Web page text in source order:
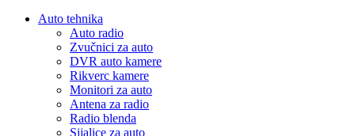
Auto tehnika
Auto radio
Zvučnici za auto
DVR auto kamere
Rikverc kamere
Monitori za auto
Antena za radio
Radio blenda
Sijalice za auto